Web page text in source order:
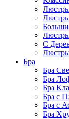
С
Бра
Бра
Бра
Бра
Бра с
Бра с
Бра